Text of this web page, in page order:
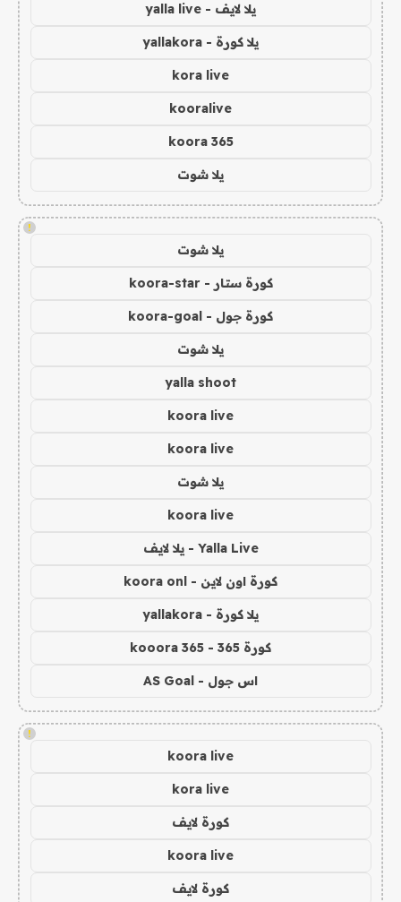
يلا لايف - yalla live
يلا كورة - yallakora
kora live
kooralive
koora 365
يلا شوت
!
يلا شوت
كورة ستار - koora-star
كورة جول - koora-goal
يلا شوت
yalla shoot
koora live
koora live
يلا شوت
koora live
Yalla Live - يلا لايف
كورة اون لاين - koora onl
يلا كورة - yallakora
كورة 365 - kooora 365
اس جول - AS Goal
!
koora live
kora live
كورة لايف
koora live
كورة لايف